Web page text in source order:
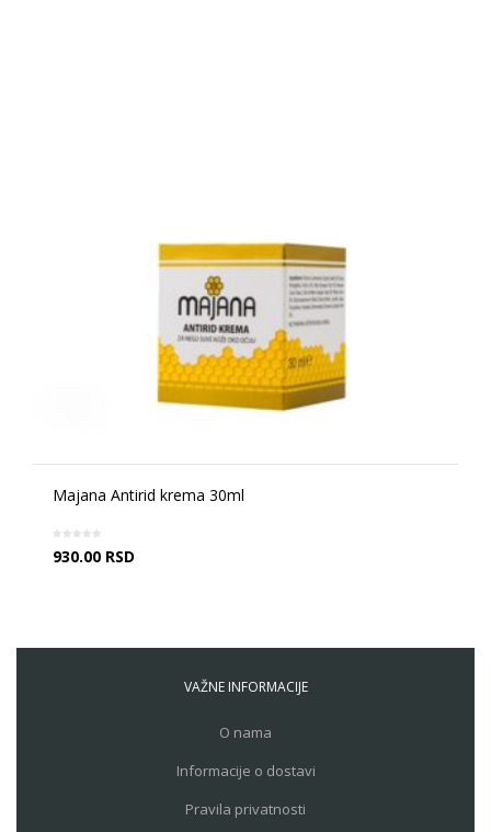
Majana Antirid krema 30ml
930.00 RSD
VAŽNE INFORMACIJE
O nama
Informacije o dostavi
Pravila privatnosti